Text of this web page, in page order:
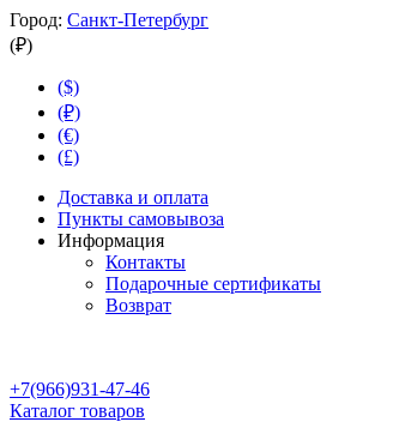
Город: Санкт-Петербург
(₽)
($)
(₽)
(€)
(£)
Доставка и оплата
Пункты самовывоза
Информация
Контакты
Подарочные сертификаты
Возврат
+7(966)931-47-46
Каталог товаров